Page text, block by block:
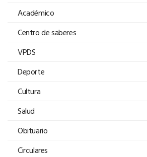
Académico
Centro de saberes
VPDS
Deporte
Cultura
Salud
Obituario
Circulares